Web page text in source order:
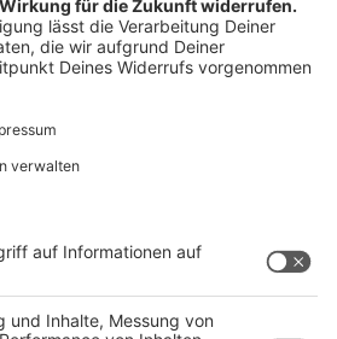
aus demRegionalbudget
90 Prozent aus Bundes- und
10 Prozent aus Beiträgen der
zusammensetzt. Die
es, die regionale Entwicklung
Engagement im ländlichen
wieder möglich